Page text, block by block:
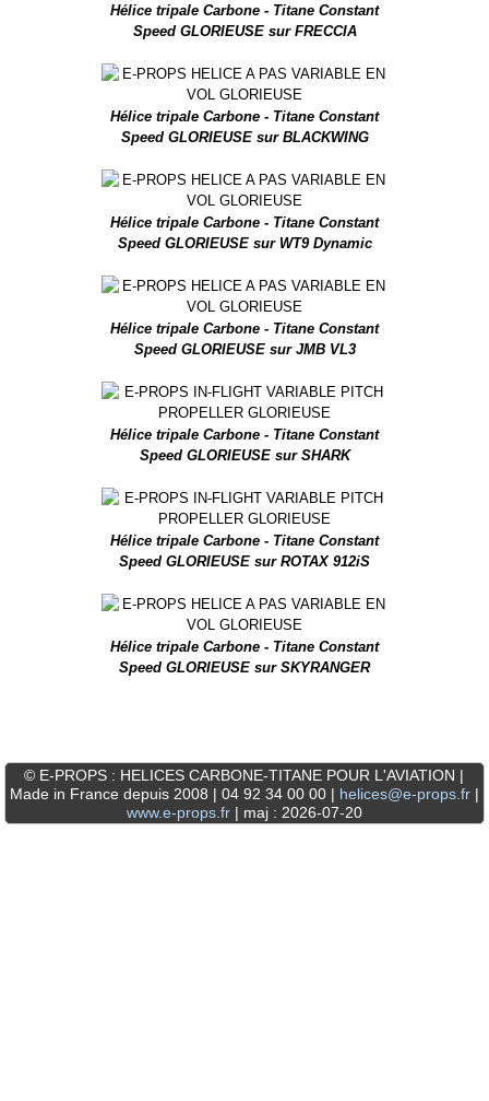
Hélice tripale Carbone - Titane Constant
Speed GLORIEUSE sur FRECCIA
Hélice tripale Carbone - Titane Constant
Speed GLORIEUSE sur BLACKWING
Hélice tripale Carbone - Titane Constant
Speed GLORIEUSE sur WT9 Dynamic
Hélice tripale Carbone - Titane Constant
Speed GLORIEUSE sur JMB VL3
Hélice tripale Carbone - Titane Constant
Speed GLORIEUSE sur SHARK
Hélice tripale Carbone - Titane Constant
Speed GLORIEUSE sur ROTAX 912iS
Hélice tripale Carbone - Titane Constant
Speed GLORIEUSE sur SKYRANGER
© E-PROPS : HELICES CARBONE-TITANE POUR L'AVIATION |
Made in France depuis 2008 | 04 92 34 00 00 | helices@e-props.fr|
www.e-props.fr| maj : 2026-07-20